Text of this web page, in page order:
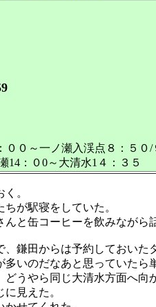
０～一ノ瀬入渓点８：５０/
14：０0～大清水1４：３５
。
が駅寝をしていた。
と缶コーヒーを飲みながら
鎌田からは予約しておいた
いのだなあと思っていたら
うやら同じ大清水方面へ向
見えた。